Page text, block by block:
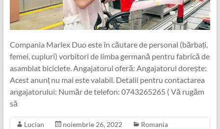
Compania Marlex Duo este în căutare de personal (bărbați,
femei, cupluri) vorbitori de limba germană pentru fabrică de
asamblat biciclete. Angajatorul oferă: Angajatorul dorește:
Acest anunț nu mai este valabil. Detalii pentru contactarea
angajatorului: Număr de telefon: 0743265265 ( Vă rugăm
să
Lucian noiembrie 26, 2022
Romania